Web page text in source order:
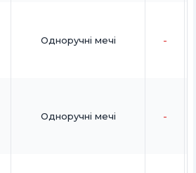
Одноручні мечі -
Одноручні мечі -